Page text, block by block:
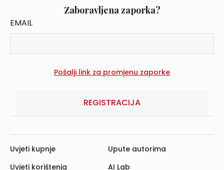
Zaboravljena zaporka?
EMAIL
REGISTRACIJA
Uvjeti kupnje
Uvjeti korištenja
Upute autorima
AI Lab